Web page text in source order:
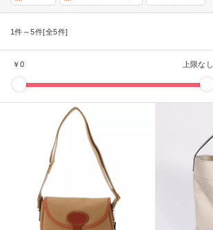
1件～5件[全5件]
￥0 上限なし